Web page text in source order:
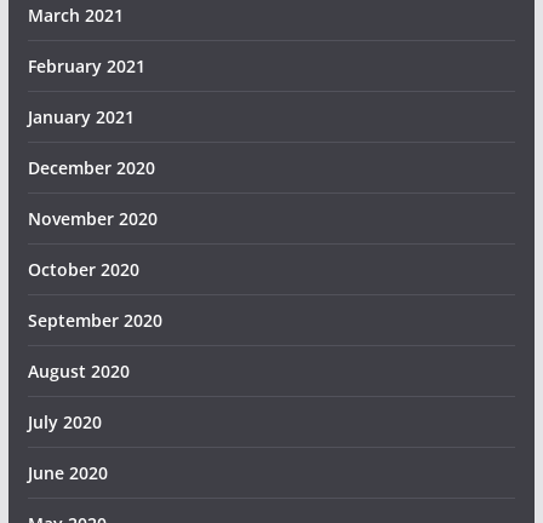
March 2021
February 2021
January 2021
December 2020
November 2020
October 2020
September 2020
August 2020
July 2020
June 2020